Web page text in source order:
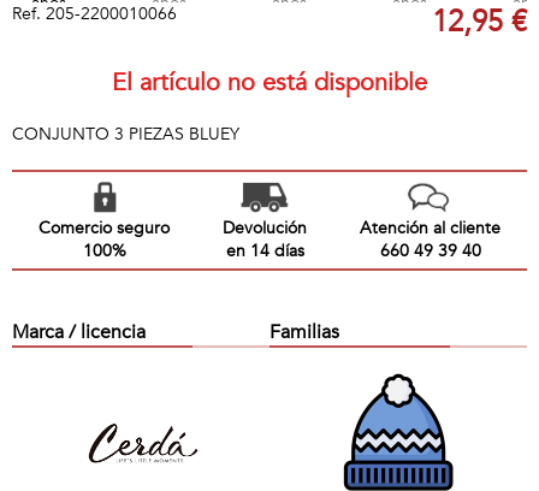
Ref. 205-2200010066 12,95 €
El artículo no está disponible
CONJUNTO 3 PIEZAS BLUEY
Comercio seguro
100%
Devolución
en 14 días
Atención al cliente
660 49 39 40
Marca / licencia Familias